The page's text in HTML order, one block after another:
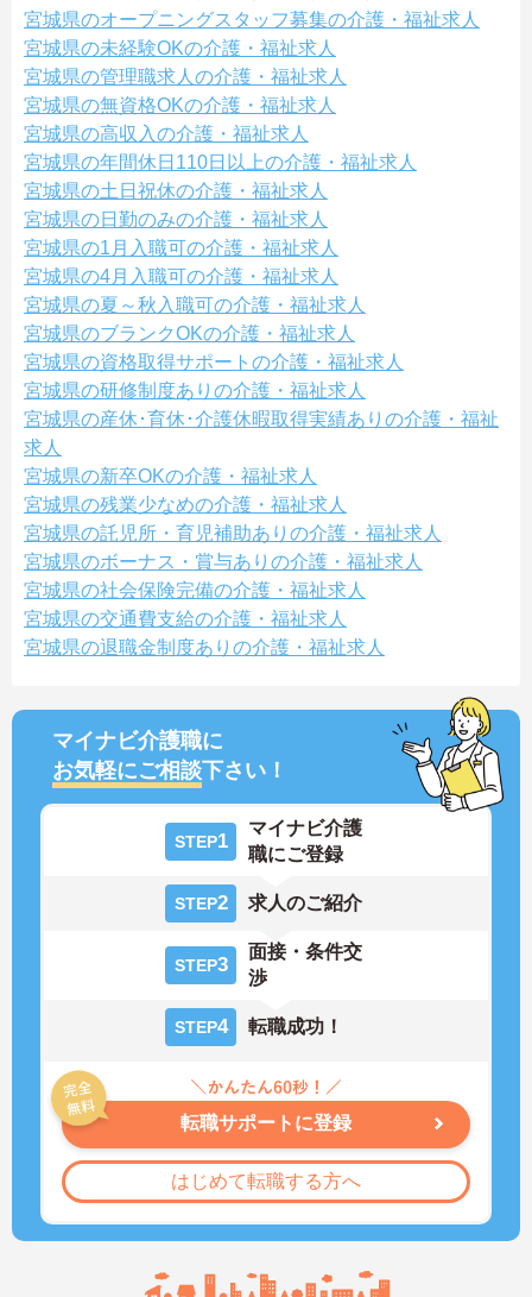
宮城県のオープニングスタッフ募集の介護・福祉求人
宮城県の未経験OKの介護・福祉求人
宮城県の管理職求人の介護・福祉求人
宮城県の無資格OKの介護・福祉求人
宮城県の高収入の介護・福祉求人
宮城県の年間休日110日以上の介護・福祉求人
宮城県の土日祝休の介護・福祉求人
宮城県の日勤のみの介護・福祉求人
宮城県の1月入職可の介護・福祉求人
宮城県の4月入職可の介護・福祉求人
宮城県の夏～秋入職可の介護・福祉求人
宮城県のブランクOKの介護・福祉求人
宮城県の資格取得サポートの介護・福祉求人
宮城県の研修制度ありの介護・福祉求人
宮城県の産休･育休･介護休暇取得実績ありの介護・福祉
求人
宮城県の新卒OKの介護・福祉求人
宮城県の残業少なめの介護・福祉求人
宮城県の託児所・育児補助ありの介護・福祉求人
宮城県のボーナス・賞与ありの介護・福祉求人
宮城県の社会保険完備の介護・福祉求人
宮城県の交通費支給の介護・福祉求人
宮城県の退職金制度ありの介護・福祉求人
マイナビ介護職に
お気軽にご相談下さい！
STEP1
マイナビ介護
職にご登録
STEP2 求人のご紹介
STEP3
面接・条件交
渉
STEP4 転職成功！
転職サポートに登録
はじめて転職する方へ